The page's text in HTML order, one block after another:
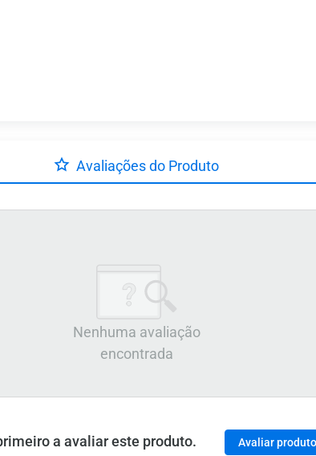
Avaliações do Produto
Nenhuma avaliação
encontrada
a avaliar este produto. Avaliar produto